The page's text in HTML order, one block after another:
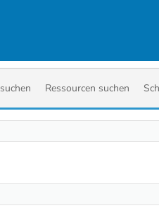
Ressourcen suchen